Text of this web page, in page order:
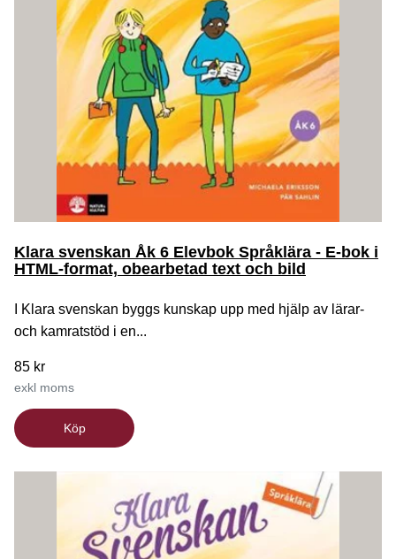
Klara svenskan Åk 6 Elevbok Språklära - E-bok i
HTML-format, obearbetad text och bild
I Klara svenskan byggs kunskap upp med hjälp av lärar-
och kamratstöd i en...
85 kr
exkl moms
Köp